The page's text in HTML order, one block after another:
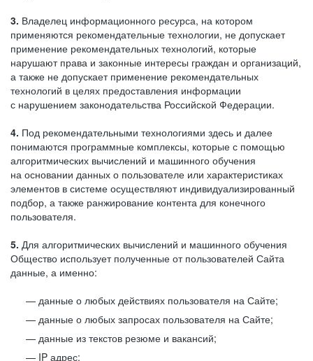
3. Владелец информационного ресурса, на котором
применяются рекомендательные технологии, не допускает
применение рекомендательных технологий, которые
нарушают права и законные интересы граждан и организаций,
а также не допускает применение рекомендательных
технологий в целях предоставления информации
с нарушением законодательства Российской Федерации.
4. Под рекомендательными технологиями здесь и далее
понимаются программные комплексы, которые с помощью
алгоритмических вычислений и машинного обучения
на основании данных о пользователе или характеристиках
элементов в системе осуществляют индивидуализированный
подбор, а также ранжирование контента для конечного
пользователя.
5. Для алгоритмических вычислений и машинного обучения
Общество использует полученные от пользователей Сайта
данные, а именно:
данные о любых действиях пользователя на Сайте;
данные о любых запросах пользователя на Сайте;
данные из текстов резюме и вакансий;
IP адрес;